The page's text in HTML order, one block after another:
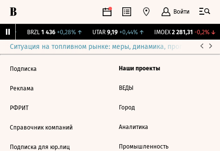
Войти
BRZL 1 436 +0,28%↑ UTAR 9,19 +0,44%↑ IMOEX 2 281,31 -0,2%↓
Ситуация на топливном рынке: меры, динамика, прогнозы
Подписка
Реклама
РФРИТ
Справочник компаний
Подписка для юр.лиц
Наши проекты
ВЕДЫ
Город
Аналитика
Промышленность